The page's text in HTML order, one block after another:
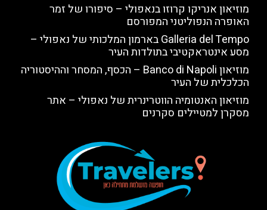
מוזיאון אנריקו קרוזו בנאפולי – סיפורו של זמר
האופרה הנפוליטני המפורסם
Galleria del Tempo בארמון המלכותי של נאפולי –
מסע אינטראקטיבי בתולדות העיר
מוזיאון Banco di Napoli – הכסף, המסחר וההיסטוריה
הכלכלית של העיר
מוזיאון האנטומיה הווטרינרית של נאפולי – אתר
מסקרן למטיילים סקרנים